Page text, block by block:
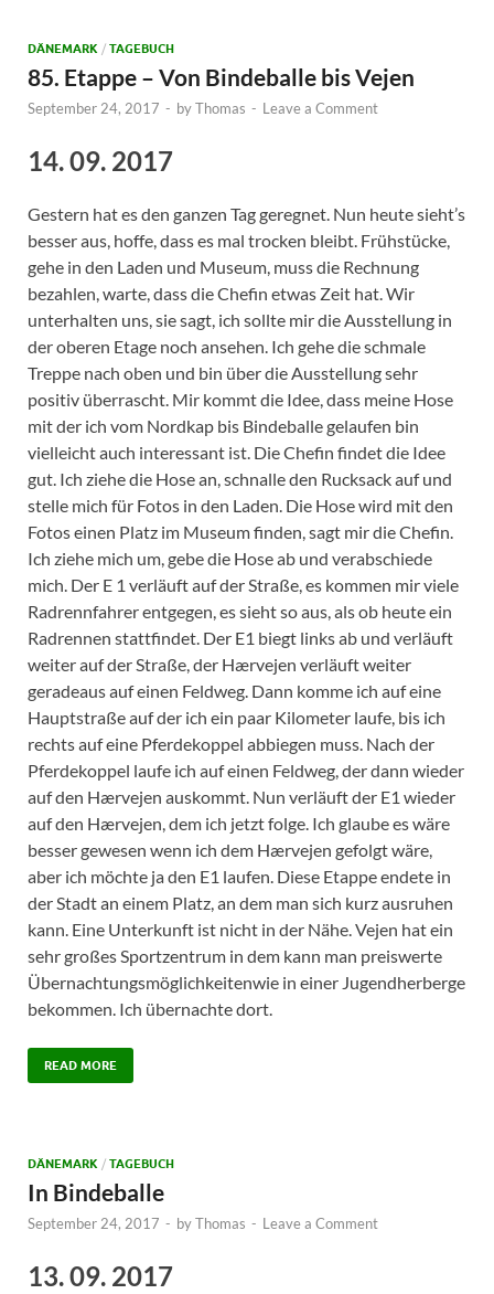
DÄNEMARK / TAGEBUCH
85. Etappe – Von Bindeballe bis Vejen
September 24, 2017 - byThomas - Leave a Comment
14. 09. 2017
Gestern hat es den ganzen Tag geregnet. Nun heute sieht’s
besser aus, hoffe, dass es mal trocken bleibt. Frühstücke,
gehe in den Laden und Museum, muss die Rechnung
bezahlen, warte, dass die Chefin etwas Zeit hat. Wir
unterhalten uns, sie sagt, ich sollte mir die Ausstellung in
der oberen Etage noch ansehen. Ich gehe die schmale
Treppe nach oben und bin über die Ausstellung sehr
positiv überrascht. Mir kommt die Idee, dass meine Hose
mit der ich vom Nordkap bis Bindeballe gelaufen bin
vielleicht auch interessant ist. Die Chefin findet die Idee
gut. Ich ziehe die Hose an, schnalle den Rucksack auf und
stelle mich für Fotos in den Laden. Die Hose wird mit den
Fotos einen Platz im Museum finden, sagt mir die Chefin.
Ich ziehe mich um, gebe die Hose ab und verabschiede
mich. Der E 1 verläuft auf der Straße, es kommen mir viele
Radrennfahrer entgegen, es sieht so aus, als ob heute ein
Radrennen stattfindet. Der E1 biegt links ab und verläuft
weiter auf der Straße, der Hærvejen verläuft weiter
geradeaus auf einen Feldweg. Dann komme ich auf eine
Hauptstraße auf der ich ein paar Kilometer laufe, bis ich
rechts auf eine Pferdekoppel abbiegen muss. Nach der
Pferdekoppel laufe ich auf einen Feldweg, der dann wieder
auf den Hærvejen auskommt. Nun verläuft der E1 wieder
auf den Hærvejen, dem ich jetzt folge. Ich glaube es wäre
besser gewesen wenn ich dem Hærvejen gefolgt wäre,
aber ich möchte ja den E1 laufen. Diese Etappe endete in
der Stadt an einem Platz, an dem man sich kurz ausruhen
kann. Eine Unterkunft ist nicht in der Nähe. Vejen hat ein
sehr großes Sportzentrum in dem kann man preiswerte
Übernachtungsmöglichkeitenwie in einer Jugendherberge
bekommen. Ich übernachte dort.
READ MORE
DÄNEMARK / TAGEBUCH
In Bindeballe
September 24, 2017 - byThomas - Leave a Comment
13. 09. 2017